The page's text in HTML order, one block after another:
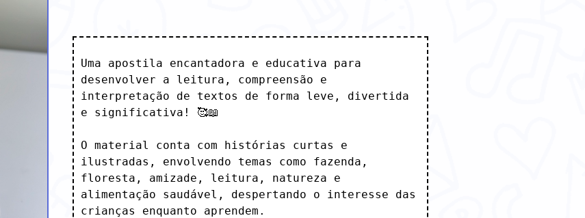
Uma apostila encantadora e educativa para
desenvolver a leitura, compreensão e
interpretação de textos de forma leve, divertida
e significativa! 🥰📖
O material conta com histórias curtas e
ilustradas, envolvendo temas como fazenda,
floresta, amizade, leitura, natureza e
alimentação saudável, despertando o interesse das
crianças enquanto aprendem.